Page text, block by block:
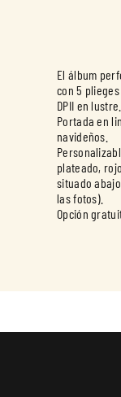
El álbum
con 5
DPII en lustre.
Portada en
navideños.
plateado,
situado
las fotos).
Opción